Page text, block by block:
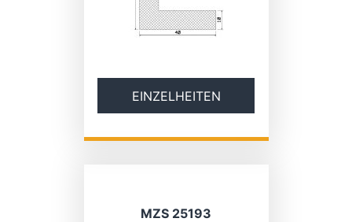
EINZELHEITEN
MZS 25193